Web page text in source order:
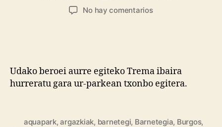
No hay comentarios
Udako beroei aurre egiteko Trema ibaira
hurreratu gara ur-parkean txonbo egitera.
aquapark,argazkiak, barnetegi, Barnetegia, Burgos,